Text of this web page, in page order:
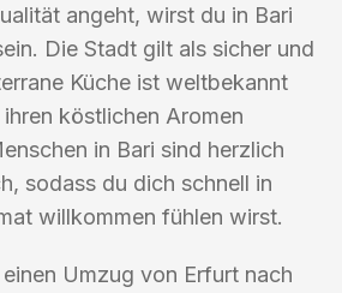
angeht, wirst du in Bari
Die Stadt gilt als sicher und
Küche ist weltbekannt
köstlichen Aromen
in Bari sind herzlich
sodass du dich schnell in
willkommen fühlen wirst.
Umzug von Erfurt nach